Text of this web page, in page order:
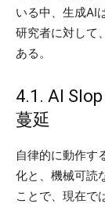
いる中、生成AI
研究者に対して
ある。
4.1. AI
蔓延
自律的に動作す
化と、機械可読
ことで、現在で